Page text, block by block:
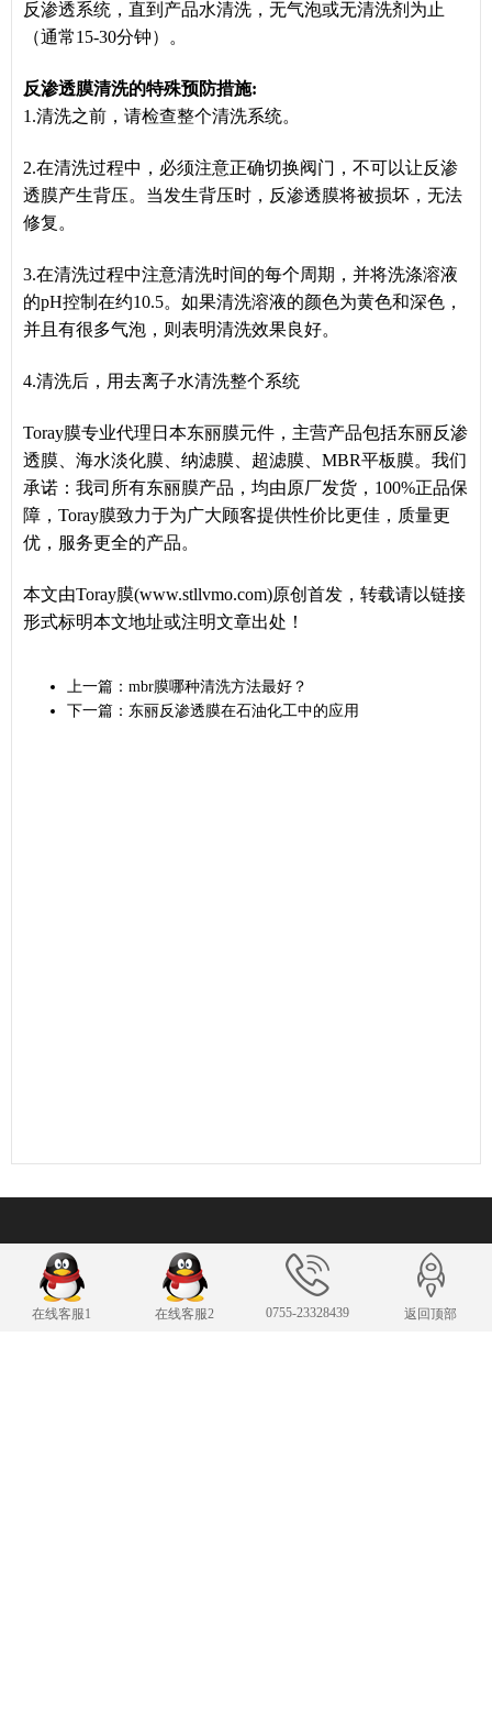
反渗透系统，直到产品水清洗，无气泡或无清洗剂为止
（通常15-30分钟）。
反渗透膜清洗的特殊预防措施:
1.清洗之前，请检查整个清洗系统。
2.在清洗过程中，必须注意正确切换阀门，不可以让反渗
透膜产生背压。当发生背压时，反渗透膜将被损坏，无法
修复。
3.在清洗过程中注意清洗时间的每个周期，并将洗涤溶液
的pH控制在约10.5。如果清洗溶液的颜色为黄色和深色，
并且有很多气泡，则表明清洗效果良好。
4.清洗后，用去离子水清洗整个系统
Toray膜专业代理日本东丽膜元件，主营产品包括东丽反渗
透膜、海水淡化膜、纳滤膜、超滤膜、MBR平板膜。我们
承诺：我司所有东丽膜产品，均由原厂发货，100%正品保
障，Toray膜致力于为广大顾客提供性价比更佳，质量更
优，服务更全的产品。
本文由Toray膜(www.stllvmo.com)原创首发，转载请以链接
形式标明本文地址或注明文章出处！
上一篇： mbr膜哪种清洗方法最好？
下一篇： 东丽反渗透膜在石油化工中的应用
联系我们
24小时服务热线
在线客服1 在线客服2 0755-23328439 返回顶部